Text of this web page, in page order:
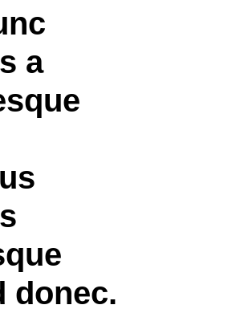
a
donec.